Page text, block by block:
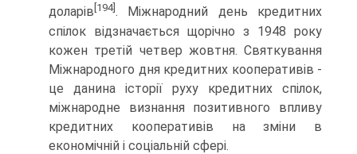
доларів [194]. Між­народний день кредитних
спілок відзначається щорічно з 1948 року
кожен третій четвер жовтня. Святкування
Між­народного дня кредитних кооперативів -
це данина історії руху кредитних спілок,
міжнародне визнання позитивного впливу
кредитних кооперативів на зміни в
економічній і соціальній сфері.